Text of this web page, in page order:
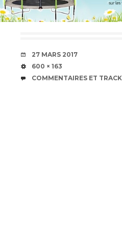
DATE
27 MARS 2017
TAILLE
600 × 163
COMMENTAIRES ET